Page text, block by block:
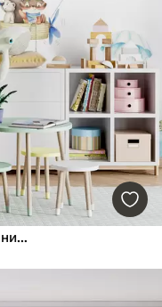
Животиње са падобранима и балонима